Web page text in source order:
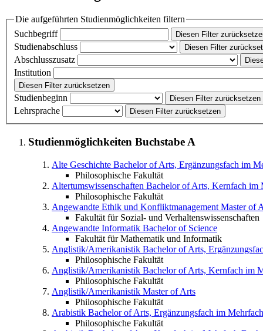
Die aufgeführten Studienmöglichkeiten filtern
Suchbegriff
Diesen Filter
Studienabschluss Diesen Filter
Abschlusszusatz
Institution
Diesen Filter zurücksetzen
Studienbeginn Diesen Filter zurücksetzen
Lehrsprache Diesen Filter zurücksetzen
Studienmöglichkeiten Buchstabe A
Alte Geschichte Bachelor of Arts, Ergänzungsfach im
Philosophische Fakultät
Altertumswissenschaften Bachelor of Arts, Kernfach im
Philosophische Fakultät
Angewandte Ethik und Konfliktmanagement Master of
Fakultät für Sozial- und Verhaltenswissenschaften
Angewandte Informatik Bachelor of Science
Fakultät für Mathematik und Informatik
Anglistik/Amerikanistik Bachelor of Arts,
Philosophische Fakultät
Anglistik/Amerikanistik Bachelor of Arts, Kernfach im
Philosophische Fakultät
Anglistik/Amerikanistik Master of Arts
Philosophische Fakultät
Arabistik Bachelor of Arts, Ergänzungsfach im
Philosophische Fakultät